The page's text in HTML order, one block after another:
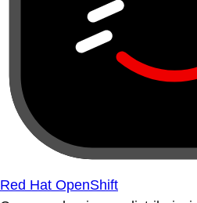
Red Hat OpenShift